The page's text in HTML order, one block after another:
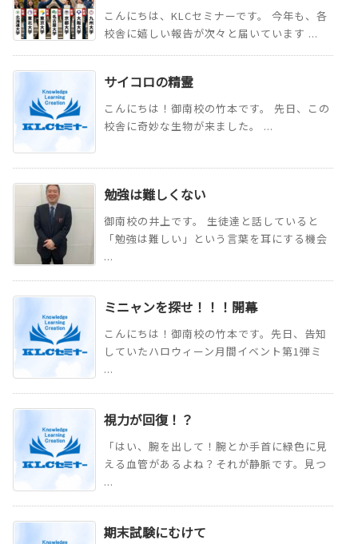
こんにちは、KLCセミナーです。 今年も、各
校舎に嬉しい報告が次々と届いています ...
サイコロの精霊
こんにちは！御南校の竹本です。 先日、この
校舎に奇妙な生物が来ました。 ...
勉強は難しくない
御南校の井上です。 生徒達と話していると
「勉強は難しい」という言葉を耳にする機会
...
ミニャンを探せ！！！開幕
こんにちは！御南校の竹本です。先日、告知
していたハロウィーン月間イベント第1弾ミ
...
視力が回復！？
「はい、腕を出して！腕とか手首に緑色に見
える血管があるよね？それが静脈です。見つ
...
期末試験にむけて